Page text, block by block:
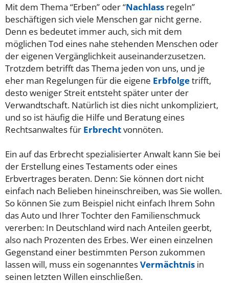
Mit dem Thema “Erben” oder “Nachlass regeln”
beschäftigen sich viele Menschen gar nicht gerne.
Denn es bedeutet immer auch, sich mit dem
möglichen Tod eines nahe stehenden Menschen oder
der eigenen Vergänglichkeit auseinanderzusetzen.
Trotzdem betrifft das Thema jeden von uns, und je
eher man Regelungen für die eigene Erbfolgetrifft,
desto weniger Streit entsteht später unter der
Verwandtschaft. Natürlich ist dies nicht unkompliziert,
und so ist häufig die Hilfe und Beratung eines
Rechtsanwaltes für Erbrechtvonnöten.
Ein auf das Erbrecht spezialisierter Anwalt kann Sie bei
der Erstellung eines Testaments oder eines
Erbvertrages beraten. Denn: Sie können dort nicht
einfach nach Belieben hineinschreiben, was Sie wollen.
So können Sie zum Beispiel nicht einfach Ihrem Sohn
das Auto und Ihrer Tochter den Familienschmuck
vererben: In Deutschland wird nach Anteilen geerbt,
also nach Prozenten des Erbes. Wer einen einzelnen
Gegenstand einer bestimmten Person zukommen
lassen will, muss ein sogenanntesVermächtnis in
seinen letzten Willen einschließen.